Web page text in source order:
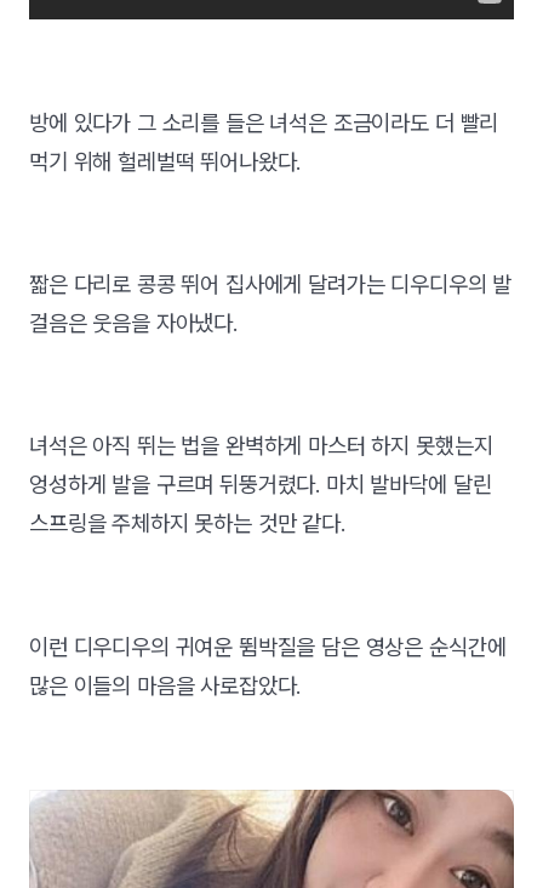
방에 있다가 그 소리를 들은 녀석은 조금이라도 더 빨리
먹기 위해 헐레벌떡 뛰어나왔다.
짧은 다리로 콩콩 뛰어 집사에게 달려가는 디우디우의 발
걸음은 웃음을 자아냈다.
녀석은 아직 뛰는 법을 완벽하게 마스터 하지 못했는지
엉성하게 발을 구르며 뒤뚱거렸다. 마치 발바닥에 달린
스프링을 주체하지 못하는 것만 같다.
이런 디우디우의 귀여운 뜀박질을 담은 영상은 순식간에
많은 이들의 마음을 사로잡았다.